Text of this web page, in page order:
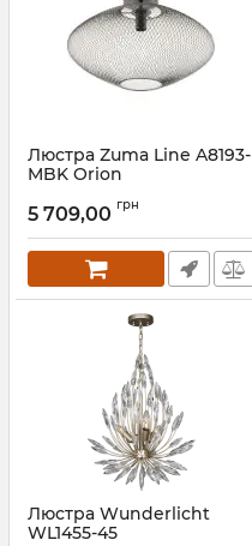
Люстра Zuma Line A8193-
MBK Orion
5 709,00 грн
Люстра Wunderlicht
WL1455-45